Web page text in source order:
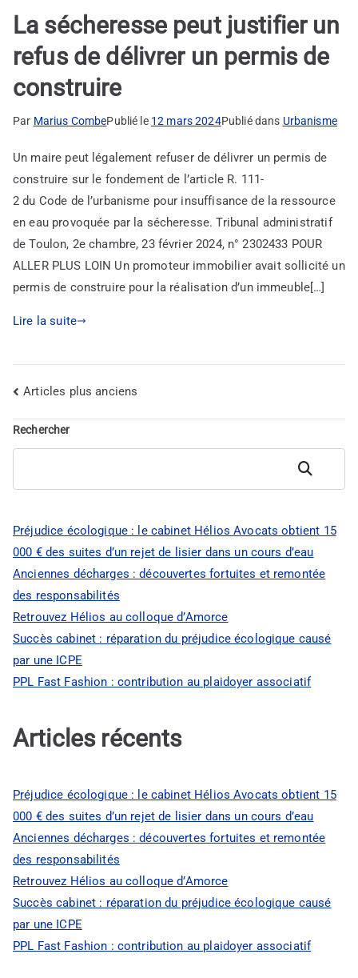
La sécheresse peut justifier un
refus de délivrer un permis de
construire
Par Marius CombePublié le 12 mars 2024Publié dans Urbanisme
Un maire peut légalement refuser de délivrer un permis de
construire sur le fondement de l’article R. 111-
2 du Code de l’urbanisme pour insuffisance de la ressource
en eau provoquée par la sécheresse. Tribunal administratif
de Toulon, 2e chambre, 23 février 2024, n° 2302433 POUR
ALLER PLUS LOIN Un promoteur immobilier avait sollicité un
permis de construire pour la réalisation d’un immeuble[…]
Lire la suite
Navigation
des
Articles plus anciens
Rechercher
Rechercher
Préjudice écologique : le cabinet Hélios Avocats obtient 15
000 € des suites d’un rejet de lisier dans un cours d’eau
Anciennes décharges : découvertes fortuites et remontée
des responsabilités
Retrouvez Hélios au colloque d’Amorce
Succès cabinet : réparation du préjudice écologique causé
par une ICPE
PPL Fast Fashion : contribution au plaidoyer associatif
Articles récents
Préjudice écologique : le cabinet Hélios Avocats obtient 15
000 € des suites d’un rejet de lisier dans un cours d’eau
Anciennes décharges : découvertes fortuites et remontée
des responsabilités
Retrouvez Hélios au colloque d’Amorce
Succès cabinet : réparation du préjudice écologique causé
par une ICPE
PPL Fast Fashion : contribution au plaidoyer associatif